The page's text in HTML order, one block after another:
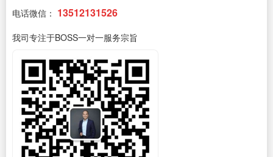
电话微信： 13512131526
我司专注于BOSS一对一服务宗旨